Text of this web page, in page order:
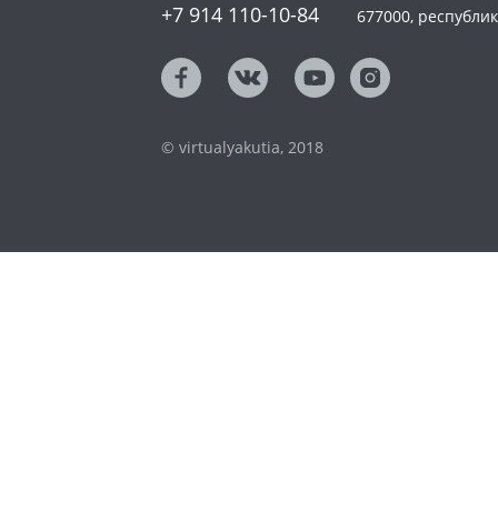
+7 914 110-10-84 677000,
© virtualyakutia, 2018